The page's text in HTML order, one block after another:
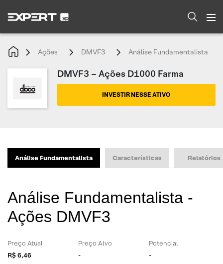
Ações DMVF3 Análise Fundamentalista
DMVF3 – Ações D1000 Farma
INVESTIR NESSE ATIVO
Análise Fundamentalista Características Relatórios
Análise Fundamentalista -
Ações DMVF3
Preço Atual
R$ 6,46
Preço Alvo
-
Potencial
-